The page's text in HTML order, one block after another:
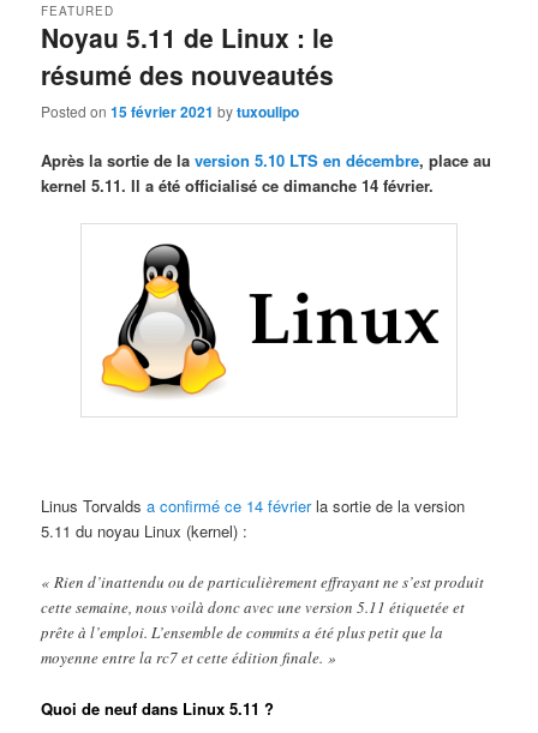
Noyau 5.11 de Linux : le
résumé des nouveautés
FEATURED
Posted on15 février 2021 bytuxoulipo
Après la sortie de laversion 5.10 LTS en décembre, place au
kernel 5.11. Il a été officialisé ce dimanche 14 février.
Linus Torvaldsa confirmé ce 14 févrierla sortie de la version
5.11 du noyau Linux (kernel) :
« Rien d’inattendu ou de particulièrement effrayant ne s’est produit
cette semaine, nous voilà donc avec une version 5.11 étiquetée et
prête à l’emploi. L’ensemble de commits a été plus petit que la
moyenne entre la rc7 et cette édition finale. »
Quoi de neuf dans Linux 5.11 ?